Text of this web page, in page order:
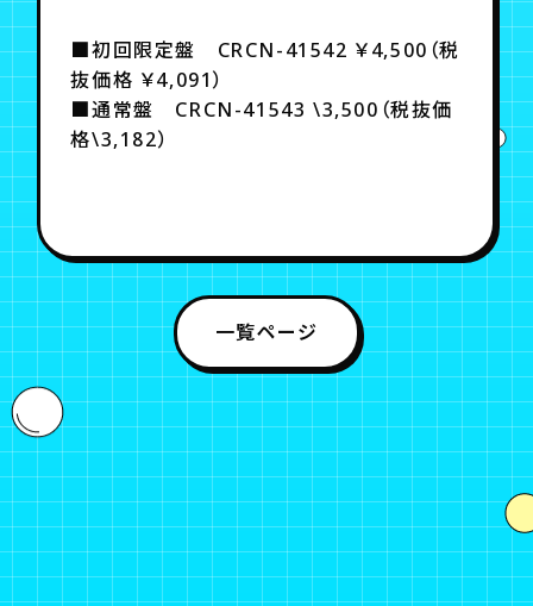
■初回限定盤 CRCN-41542 ￥4,500（税
抜価格 ￥4,091）
■通常盤 CRCN-41543 \3,500（税抜価
格\3,182）
一覧ページ